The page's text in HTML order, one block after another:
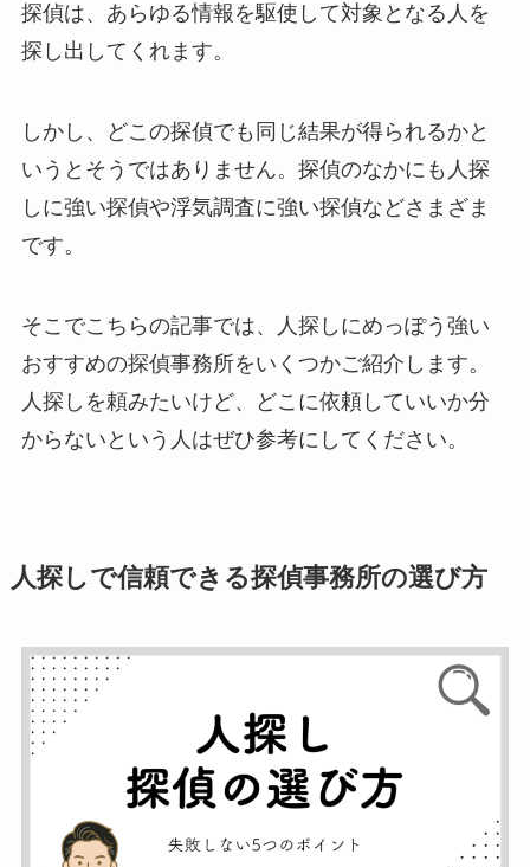
探偵は、あらゆる情報を駆使して対象となる人を
探し出してくれます。
しかし、どこの探偵でも同じ結果が得られるかと
いうとそうではありません。探偵のなかにも人探
しに強い探偵や浮気調査に強い探偵などさまざま
です。
そこでこちらの記事では、人探しにめっぽう強い
おすすめの探偵事務所をいくつかご紹介します。
人探しを頼みたいけど、どこに依頼していいか分
からないという人はぜひ参考にしてください。
人探しで信頼できる探偵事務所の選び方